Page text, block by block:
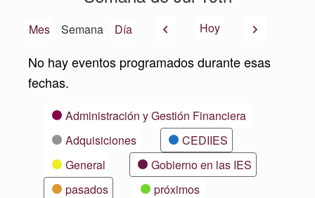
Mes Semana Día AnteriorHoy Siguiente
No hay eventos programados durante esas
fechas.
CategoríasAdministración y Gestión Financiera
Adquisiciones
CEDIIES
General
Gobierno en las IES
pasados
próximos